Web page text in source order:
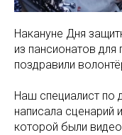
Накануне Дня
из пансионатов
поздравили
Наш специалист по
написала сценарий
которой были